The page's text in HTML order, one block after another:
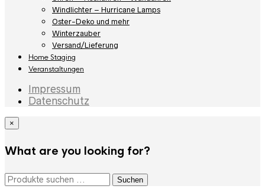
Windlichter – Hurricane Lamps
Oster-Deko und mehr
Winterzauber
Versand/Lieferung
Home Staging
Veranstaltungen
Impressum
Datenschutz
×
What are you looking for?
Suchen
Suchen